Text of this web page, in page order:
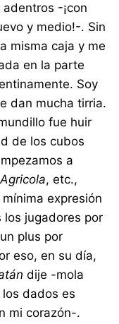
-¡con
y medio!-. Sin
misma caja y me
en la parte
Soy
dan mucha tirria.
fue huir
de los cubos
a
Agricola, etc.,
expresión
los jugadores por
plus por
eso, en su día,
dije -mola
dados es
mi corazón-.